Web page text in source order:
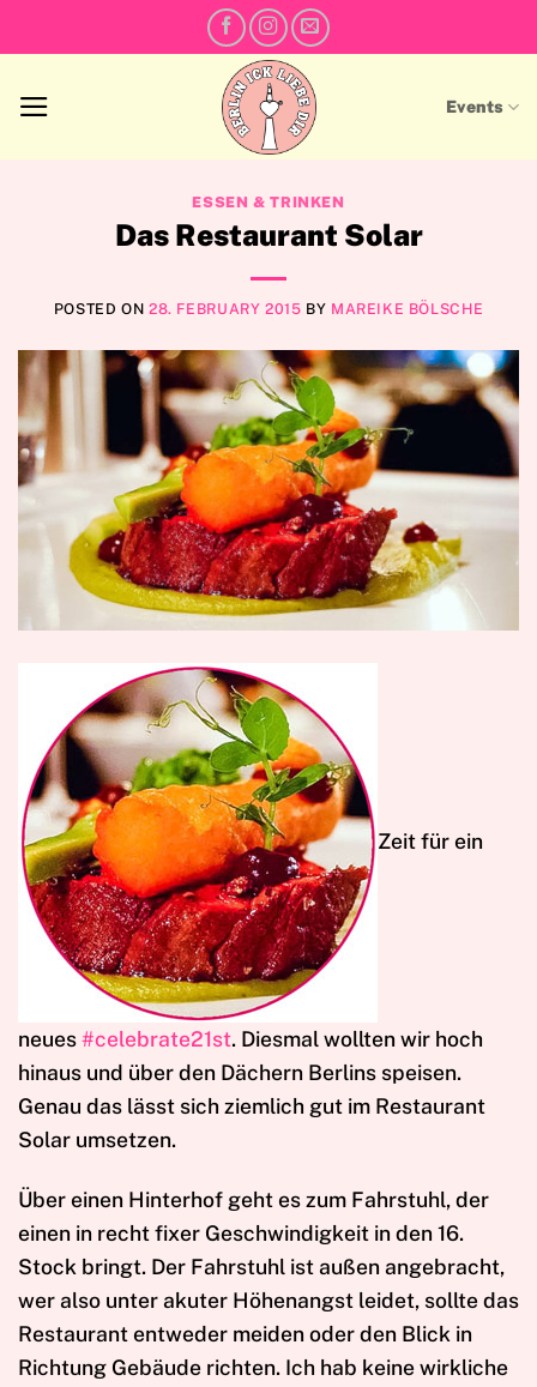
to
Events
ESSEN & TRINKEN
Das Restaurant Solar
POSTED ON 28. FEBRUARY 2015 BY MAREIKE BÖLSCHE
Zeit für ein
neues#celebrate21st. Diesmal wollten wir hoch
hinaus und über den Dächern Berlins speisen.
Genau das lässt sich ziemlich gut im Restaurant
Solar umsetzen.
Über einen Hinterhof geht es zum Fahrstuhl, der
einen in recht fixer Geschwindigkeit in den 16.
Stock bringt. Der Fahrstuhl ist außen angebracht,
wer also unter akuter Höhenangst leidet, sollte das
Restaurant entweder meiden oder den Blick in
Richtung Gebäude richten. Ich hab keine wirkliche